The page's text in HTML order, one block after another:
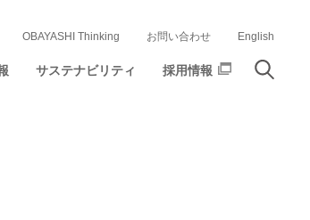
サステナビリティ 採用情報
OBAYASHI Thinking お問い合わせ English